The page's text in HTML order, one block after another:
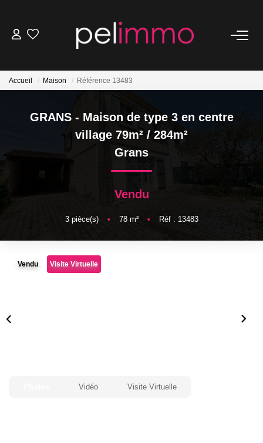
Belles Demeures
ESTIMATION
Accueil Maison Référence 13483
GRANS - Maison de type 3 en centre
village 79m² / 284m²
Grans
Vendu
3pièce(s) • 78m² • Réf : 13483
Vendu Visite Virtuelle
Vidéo Visite Virtuelle